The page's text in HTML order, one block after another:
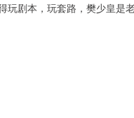
剧本，玩套路，樊少皇是